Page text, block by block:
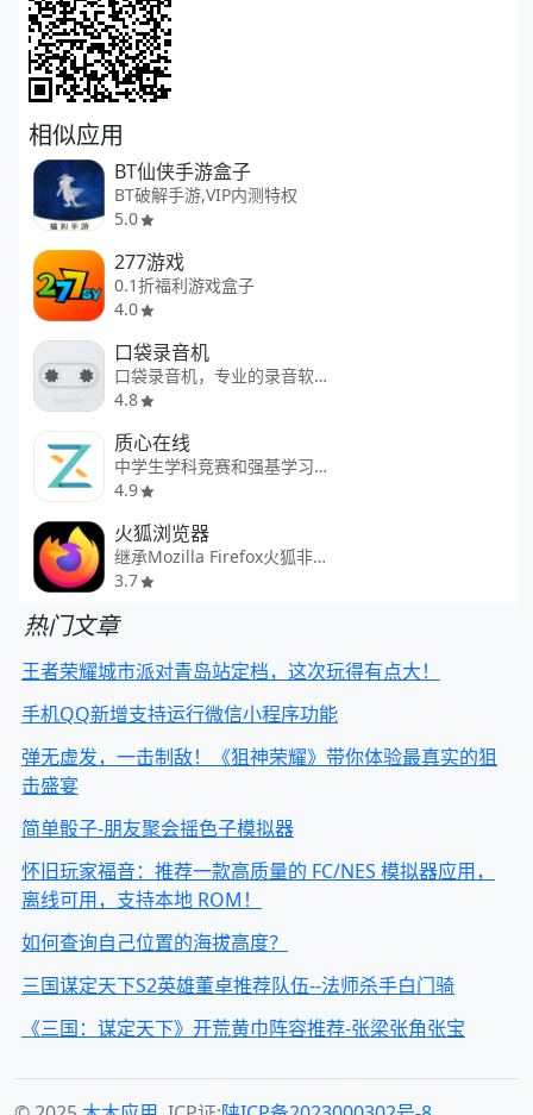
相似应用
BT仙侠手游盒子
BT破解手游,VIP内测特权
5.0
277游戏
0.1折福利游戏盒子
4.0
口袋录音机
口袋录音机，专业的录音软件！
4.8
质心在线
中学生学科竞赛和强基学习利器
4.9
火狐浏览器
继承Mozilla Firefox火狐非凡桌面浏览特性，Firefox for Android带给您快速、智能、安全的优质体验。
3.7
热门文章
王者荣耀城市派对青岛站定档，这次玩得有点大！
手机QQ新增支持运行微信小程序功能
弹无虚发，一击制敌！《狙神荣耀》带你体验最真实的狙
击盛宴
简单骰子-朋友聚会摇色子模拟器
怀旧玩家福音：推荐一款高质量的 FC/NES 模拟器应用，
离线可用，支持本地 ROM！
如何查询自己位置的海拔高度？
三国谋定天下S2英雄董卓推荐队伍--法师杀手白门骑
《三国：谋定天下》开荒黄巾阵容推荐-张梁张角张宝